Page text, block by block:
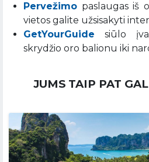
Pervežimo paslaugas iš
vietos galite užsisakyti
GetYourGuide siūlo
skrydžio oro balionu iki
JUMS TAIP PAT